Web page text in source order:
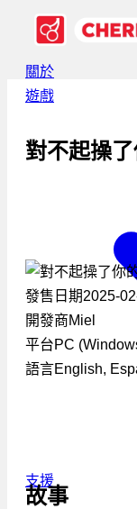
關於
遊戲
支援
對不起操
發售日期2025-
開發商Miel
平台PC
語言English,
故事